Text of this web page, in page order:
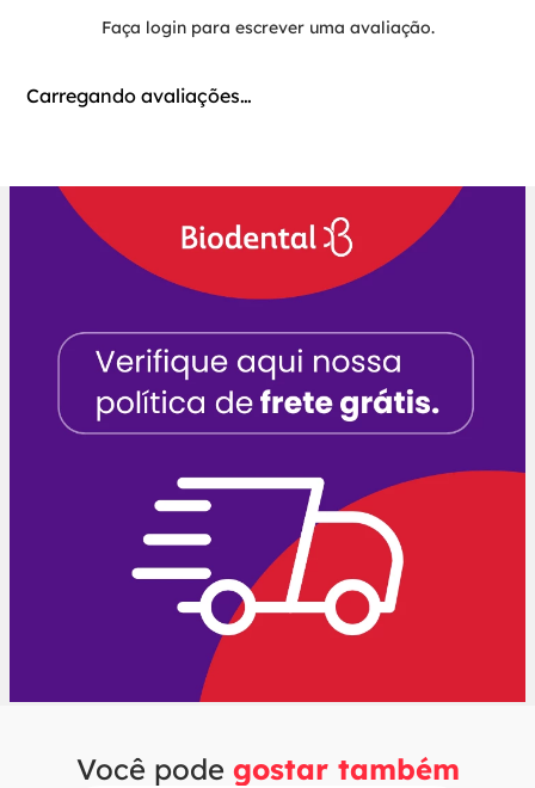
Faça login para escrever uma avaliação.
Carregando avaliações…
Você pode gostar também